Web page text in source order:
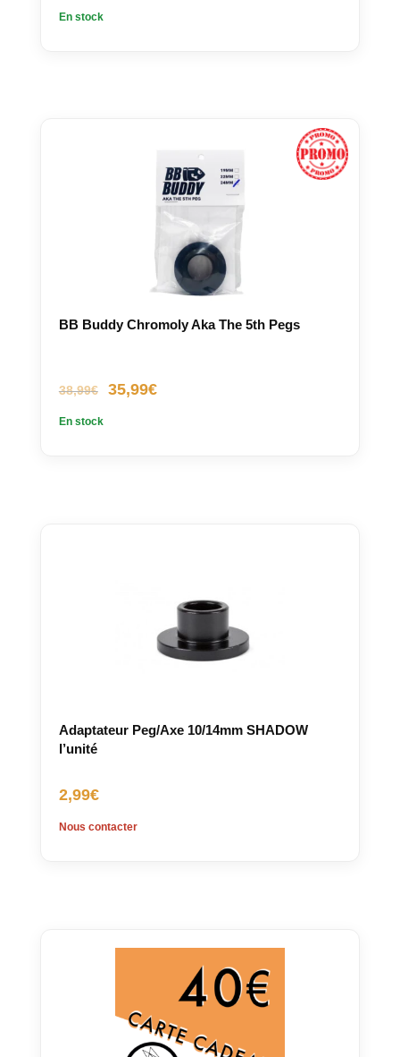
En stock
BB Buddy Chromoly Aka The 5th Pegs
38,99€
Le
35,99€Le
En stock
Adaptateur Peg/Axe 10/14mm SHADOW
l’unité
2,99€
Nous contacter